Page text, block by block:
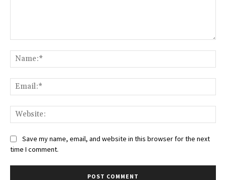
Save my name, email, and website in this browser for the next
time I comment.